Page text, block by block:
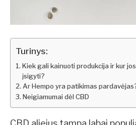
Turinys:
Kiek gali kainuoti produkcija ir kur jos
įsigyti?
Ar Hempo yra patikimas
Neigiamumai dėl CBD